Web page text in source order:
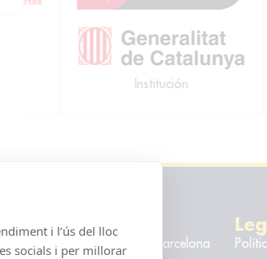
i l’ús del lloc
socials i per millorar
Institución
Plaça del Mar, s/n · 08003 Barcelona